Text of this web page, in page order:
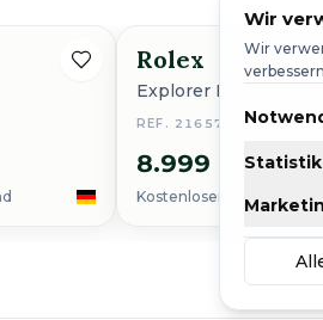
Rolex
Explorer II
REF. 216570 LC100
8.999 €
Kostenloser Versand
Wir
Wir
Statistik